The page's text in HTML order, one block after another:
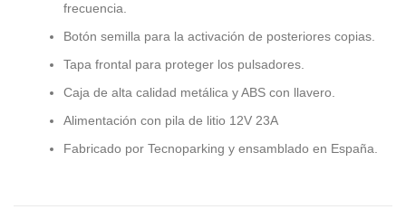
frecuencia.
Botón semilla para la activación de posteriores copias.
Tapa frontal para proteger los pulsadores.
Caja de alta calidad metálica y ABS con llavero.
Alimentación con pila de litio 12V 23A
Fabricado por Tecnoparking y ensamblado en España.